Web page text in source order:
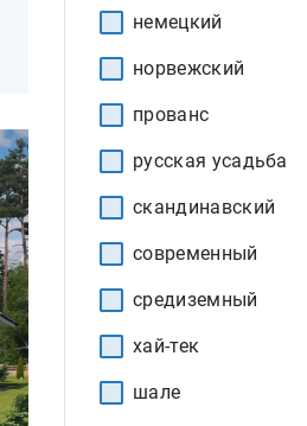
немецкий
норвежский
прованс
русская усадьба
скандинавский
современный
средиземный
хай-тек
шале